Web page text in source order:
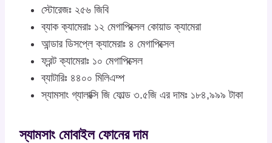
স্টোরেজঃ ২৫৬ জিবি
ব্যাক ক্যামেরাঃ ১২ মেগাপিক্সেল কোয়াড ক্যামেরা
আন্ডার ডিসপ্লে ক্যামেরাঃ ৪ মেগাপিক্সেল
ফ্রন্ট ক্যামেরাঃ ১০ মেগাপিক্সেল
ব্যাটারিঃ ৪৪০০ মিলিএম্প
স্যামসাং গ্যালাক্সি জি ফোল্ড ৩.৫জি এর দামঃ ১৮৪,৯৯৯ টাকা
স্যামসাং মোবাইল ফোনের দাম